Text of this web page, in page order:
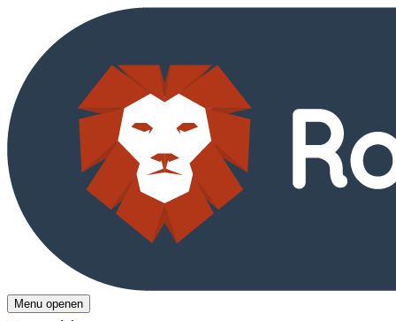
Menu openen